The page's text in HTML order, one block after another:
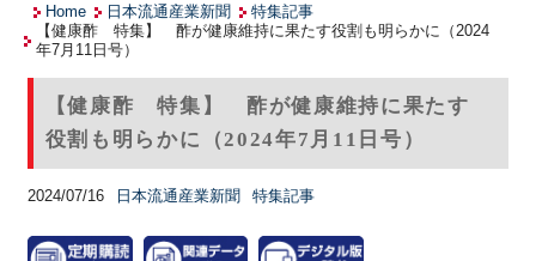
Home 日本流通産業新聞
特集記事
【健康酢 特集】 酢が健康維持に果たす役割も明らかに（2024
年7月11日号）
【健康酢 特集】 酢が健康維持に果たす
役割も明らかに（2024年7月11日号）
2024/07/16 日本流通産業新聞 特集記事